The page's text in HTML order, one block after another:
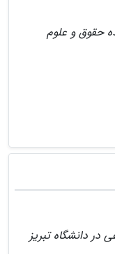
حقوق و علوم
در دانشگاه تبریز